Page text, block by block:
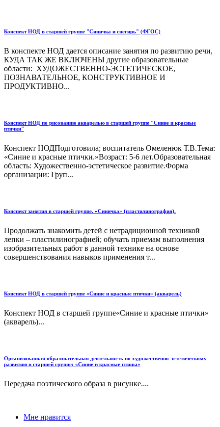
Конспект НОД в старшей группе "Синичка и снегирь" (ФГОС)
В конспекте НОД дается описание занятия по развитию речи,
КУДА ТАК ЖЕ ВКЛЮЧЕНЫ другие образовательные
области: ХУДОЖЕСТВЕННО-ЭСТЕТИЧЕСКОЕ,
ПОЗНАВАТЕЛЬНОЕ, КОНСТРУКТИВНОЕ И
ПРОДУКТИВНО...
Конспект НОД по рисованию акварелью в старшей группе "Синие и красные
птички"
Конспект НОДПодготовила; воспитатель Омеленюк Т.В.Тема:
«Синие и красные птички.»Возраст: 5-6 лет.Образовательная
область: Художественно-эстетическое развитие.Форма
организации: Груп...
Конспект занятия в старшей группе. «Синичка» (пластилинография).
Продолжать знакомить детей с нетрадиционной техникой
лепки – пластилинографией; обучать приемам выполнения
изобразительных работ в данной технике на основе
совершенствования навыков применения т...
Конспект НОД в старшей группе «Синие и красные птички» (акварель)
Конспект НОД в старшей группе«Синие и красные птички»
(акварель)...
Организованная образовательная деятельность по художественно-эстетическому
развитию в старшей группе: «Синие и красные птицы»
Передача поэтического образа в рисунке....
Мне нравится